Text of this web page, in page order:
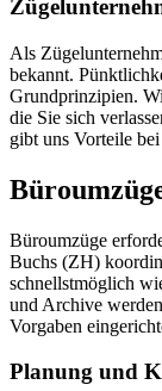
Als
bekannt.
Grundprinzipien.
die Sie sich
gibt uns Vorteile
Büroumzüge
Buchs (ZH)
schnellstmöglich
und Archive
Vorgaben
Planung und